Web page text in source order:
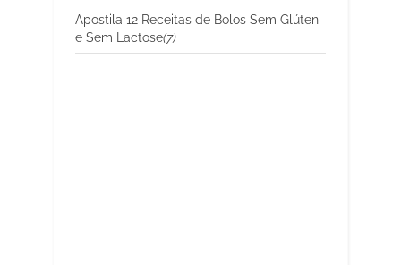
Apostila 12 Receitas de Bolos Sem Glúten
e Sem Lactose(7)